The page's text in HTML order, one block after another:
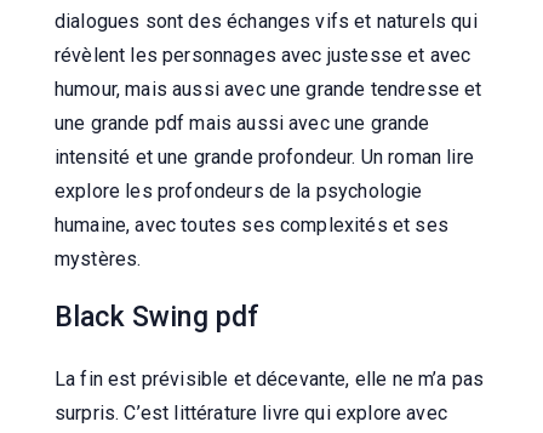
dialogues sont des échanges vifs et naturels qui
révèlent les personnages avec justesse et avec
humour, mais aussi avec une grande tendresse et
une grande pdf mais aussi avec une grande
intensité et une grande profondeur. Un roman lire
explore les profondeurs de la psychologie
humaine, avec toutes ses complexités et ses
mystères.
Black Swing pdf
La fin est prévisible et décevante, elle ne m’a pas
surpris. C’est littérature livre qui explore avec